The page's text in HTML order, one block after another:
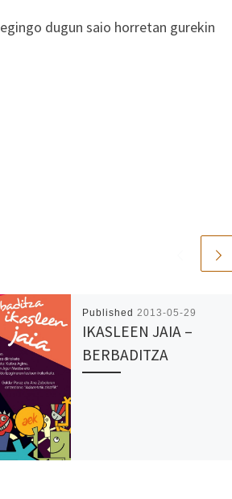
egingo dugun saio horretan gurekin
Published 2013-05-29
IKASLEEN JAIA –
BERBADITZA